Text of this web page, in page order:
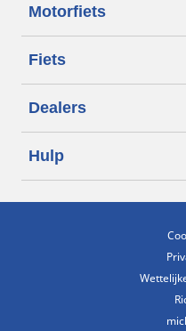
Motorfiets
Fiets
Dealers
Hulp